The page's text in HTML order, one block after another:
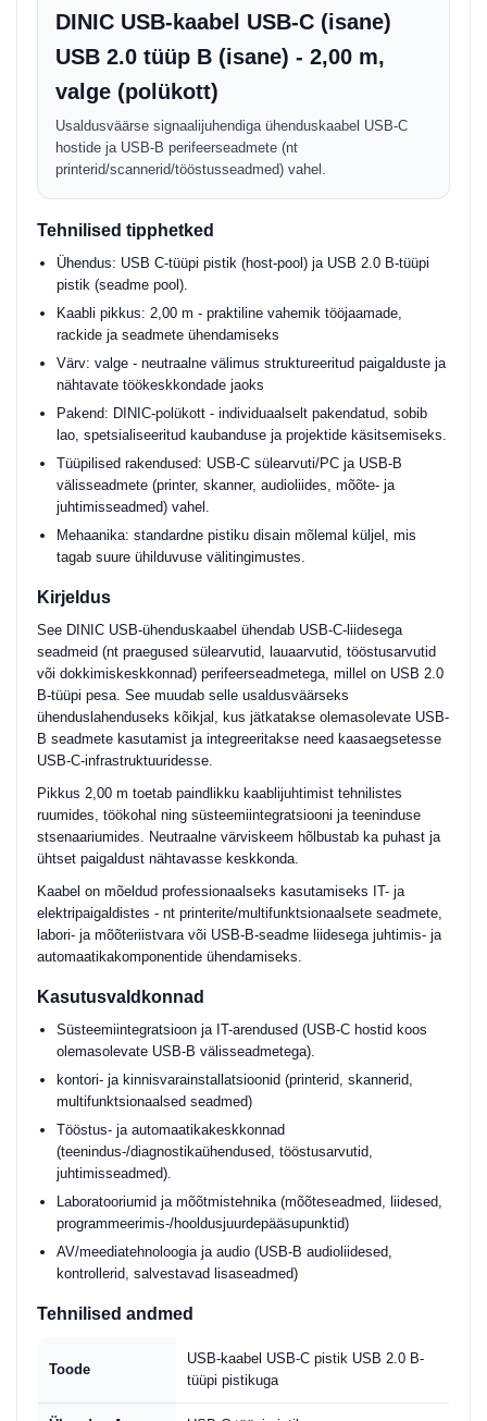
DINIC USB-kaabel USB-C (isane)
USB 2.0 tüüp B (isane) - 2,00 m,
valge (polükott)
Usaldusväärse signaalijuhendiga ühenduskaabel USB-C
hostide ja USB-B perifeerseadmete (nt
printerid/scannerid/tööstusseadmed) vahel.
Tehnilised tipphetked
Ühendus: USB C-tüüpi pistik (host-pool) ja USB 2.0 B-tüüpi
pistik (seadme pool).
Kaabli pikkus: 2,00 m - praktiline vahemik tööjaamade,
rackide ja seadmete ühendamiseks
Värv: valge - neutraalne välimus struktureeritud paigalduste ja
nähtavate töökeskkondade jaoks
Pakend: DINIC-polükott - individuaalselt pakendatud, sobib
lao, spetsialiseeritud kaubanduse ja projektide käsitsemiseks.
Tüüpilised rakendused: USB-C sülearvuti/PC ja USB-B
välisseadmete (printer, skanner, audioliides, mõõte- ja
juhtimisseadmed) vahel.
Mehaanika: standardne pistiku disain mõlemal küljel, mis
tagab suure ühilduvuse välitingimustes.
Kirjeldus
See DINIC USB-ühenduskaabel ühendab USB-C-liidesega
seadmeid (nt praegused sülearvutid, lauaarvutid, tööstusarvutid
või dokkimiskeskkonnad) perifeerseadmetega, millel on USB 2.0
B-tüüpi pesa. See muudab selle usaldusväärseks
ühenduslahenduseks kõikjal, kus jätkatakse olemasolevate USB-
B seadmete kasutamist ja integreeritakse need kaasaegsetesse
USB-C-infrastruktuuridesse.
Pikkus 2,00 m toetab paindlikku kaablijuhtimist tehnilistes
ruumides, töökohal ning süsteemiintegratsiooni ja teeninduse
stsenaariumides. Neutraalne värviskeem hõlbustab ka puhast ja
ühtset paigaldust nähtavasse keskkonda.
Kaabel on mõeldud professionaalseks kasutamiseks IT- ja
elektripaigaldistes - nt printerite/multifunktsionaalsete seadmete,
labori- ja mõõteriistvara või USB-B-seadme liidesega juhtimis- ja
automaatikakomponentide ühendamiseks.
Kasutusvaldkonnad
Süsteemiintegratsioon ja IT-arendused (USB-C hostid koos
olemasolevate USB-B välisseadmetega).
kontori- ja kinnisvarainstallatsioonid (printerid, skannerid,
multifunktsionaalsed seadmed)
Tööstus- ja automaatikakeskkonnad
(teenindus-/diagnostikaühendused, tööstusarvutid,
juhtimisseadmed).
Laboratooriumid ja mõõtmistehnika (mõõteseadmed, liidesed,
programmeerimis-/hooldusjuurdepääsupunktid)
AV/meediatehnoloogia ja audio (USB-B audioliidesed,
kontrollerid, salvestavad lisaseadmed)
Tehnilised andmed
Toode
USB-kaabel USB-C pistik USB 2.0 B-
tüüpi pistikuga